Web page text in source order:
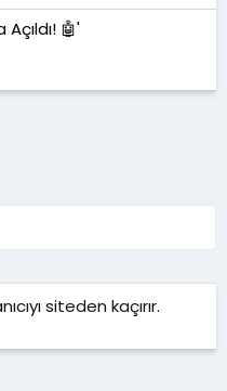
🤖'
siteden kaçırır.